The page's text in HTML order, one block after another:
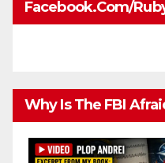
Facebook.com/
Why Is The FBI